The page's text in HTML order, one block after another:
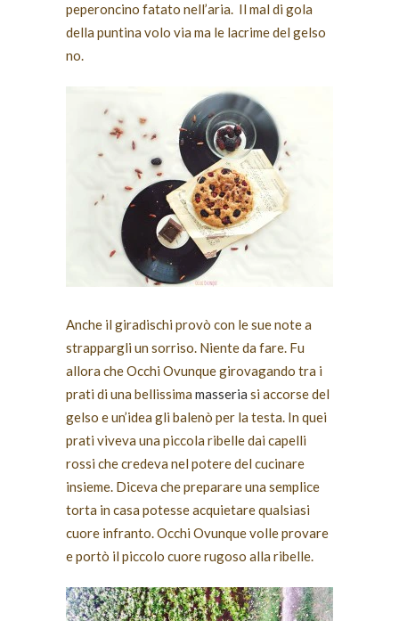
peperoncino fatato nell’aria. Il mal di gola
della puntina volo via ma le lacrime del gelso
no.
Anche il giradischi provò con le sue note a
strappargli un sorriso. Niente da fare. Fu
allora che Occhi Ovunque girovagando tra i
prati di una bellissima masseria si accorse del
gelso e un’idea gli balenò per la testa. In quei
prati viveva una piccola ribelle dai capelli
rossi che credeva nel potere del cucinare
insieme. Diceva che preparare una semplice
torta in casa potesse acquietare qualsiasi
cuore infranto. Occhi Ovunque volle provare
e portò il piccolo cuore rugoso alla ribelle.